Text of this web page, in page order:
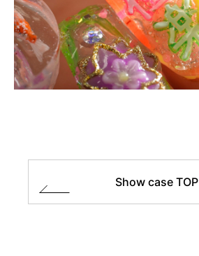
Show case TOP